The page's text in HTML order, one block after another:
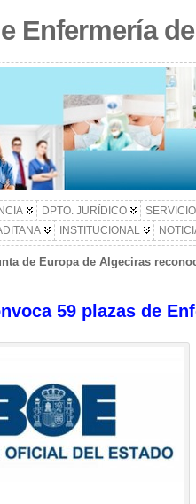
Enfermería
DPTO. JURÍDICO
INSTITUCIONAL
de Europa de Algeciras
59 plazas de